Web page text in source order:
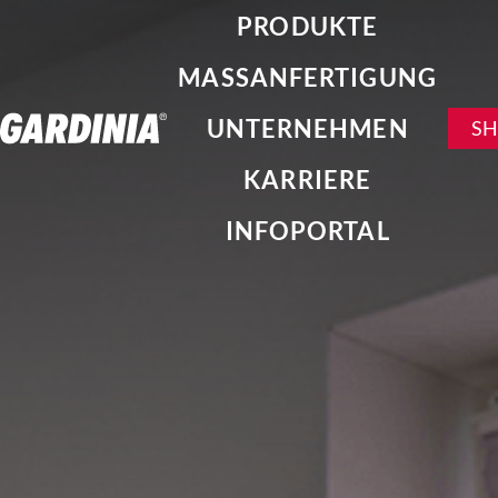
PRODUKTE
MASSANFERTIGUNG
UNTERNEHMEN
KARRIERE
INFOPORTAL